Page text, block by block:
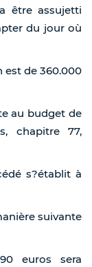
être assujetti
du jour où
est de 360.000
au budget de
chapitre 77,
s?établit à
suivante
euros sera